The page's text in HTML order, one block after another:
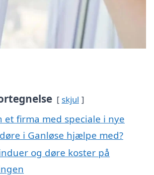
skjul
et firma med speciale i nye
i Ganløse hjælpe med?
og døre koster på